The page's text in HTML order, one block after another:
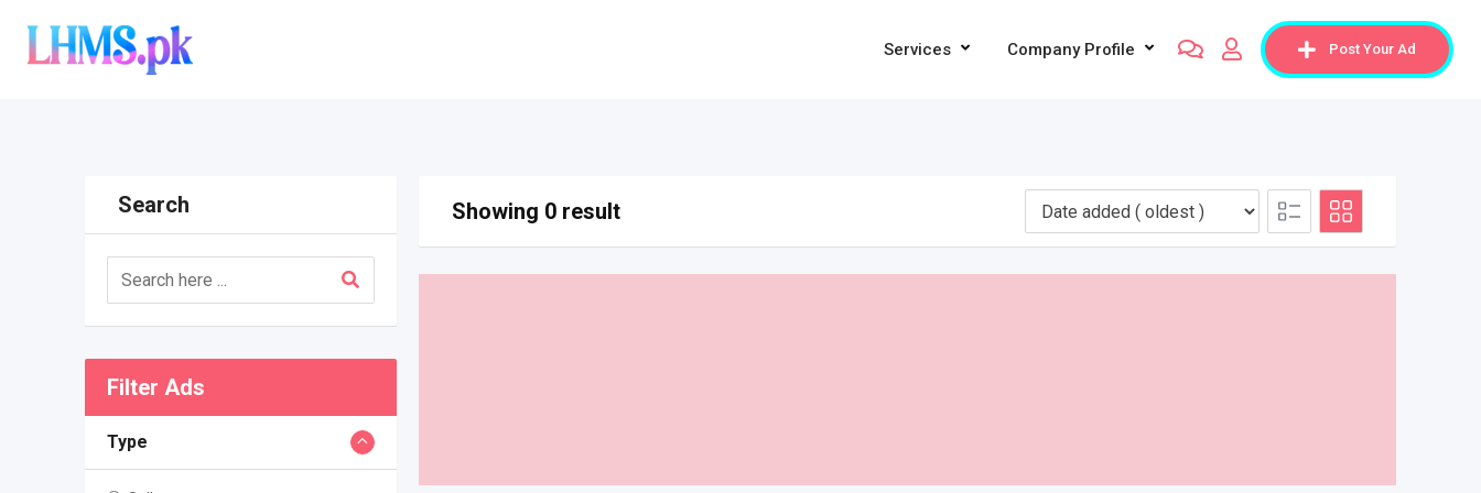
content
Post Your Ad
Services Company Profile
Search
Filter Ads
Type
Showing 0 result